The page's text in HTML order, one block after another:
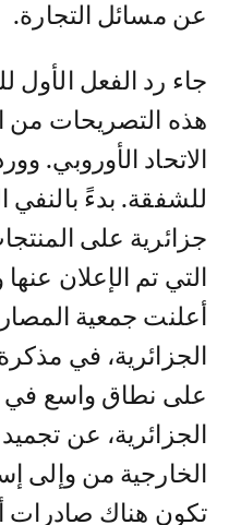
عن مسائل التجارة.
جاء رد الفعل
هذه التصريحات من
الاتحاد الأوروبي.
للشفقة. بدءً بالنفي
جزائرية على
التي تم الإعلان
أعلنت جمعية
على نطاق واسع في
الجزائرية، عن
الخارجية من وإلى
تكون هناك صادرات